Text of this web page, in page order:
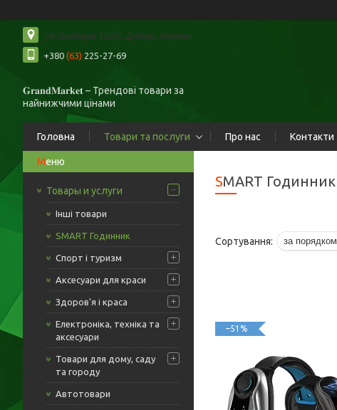
ул. Пастера 152/2, Дніпро, Україна
+380 (63) 225-27-69
𝐆𝐫𝐚𝐧𝐝𝐌𝐚𝐫𝐤𝐞𝐭 – Трендові товари за
найнижчими цінами
Головна Товари та послуги Про нас Контакти
Товары и услуги
Інші товари
SMART Годинник
Спорт і туризм
Аксесуари для краси
Здоров'я і краса
Електроніка, техніка та
аксесуари
Товари для дому, саду
та городу
Автотовари
SMART Годинник
–51%